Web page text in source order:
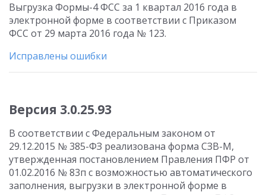
Выгрузка Формы-4 ФСС за 1 квартал 2016 года в
электронной форме в соответствии с Приказом
ФСС от 29 марта 2016 года № 123.
Исправлены ошибки
Версия 3.0.25.93
В соответствии с Федеральным законом от
29.12.2015 № 385-ФЗ реализована форма СЗВ-М,
утвержденная постановлением Правления ПФР от
01.02.2016 № 83п с возможностью автоматического
заполнения, выгрузки в электронной форме в